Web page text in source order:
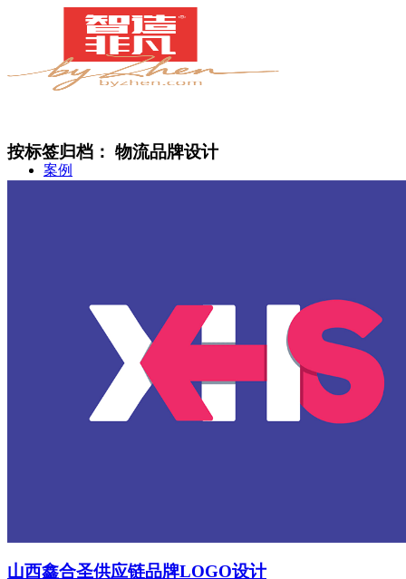
案例
甄知灼见
按标签归档： 物流品牌设计
山西鑫合圣供应链品牌LOGO设计